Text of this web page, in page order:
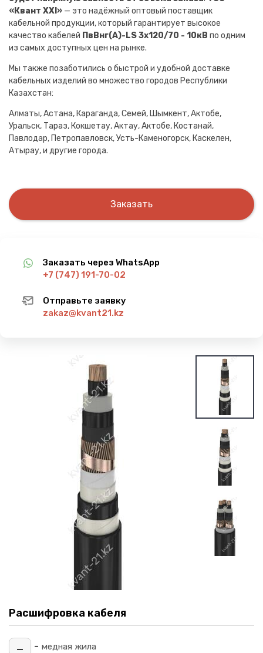
«Квант XXI» — это надёжный оптовый поставщик
кабельной продукции, который гарантирует высокое
качество кабелей ПвВнг(A)-LS 3х120/70 - 10кВ по одним
из самых доступных цен на рынке.
Мы также позаботились о быстрой и удобной доставке
кабельных изделий во множество городов Республики
Казахстан:
Алматы, Астана, Караганда, Семей, Шымкент, Актобе,
Уральск, Тараз, Кокшетау, Актау, Актобе, Костанай,
Павлодар, Петропавловск, Усть-Каменогорск, Каскелен,
Атырау, и другие города.
Заказать
Заказать через WhatsApp
+7 (747) 191-70-02
Отправьте заявку
zakaz@kvant21.kz
Расшифровка кабеля
_ - медная жила